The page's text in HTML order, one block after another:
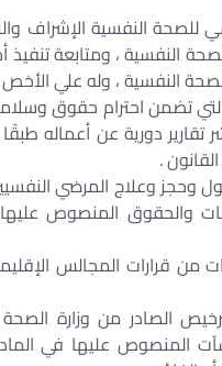
للصحة النفسية الإشراف
النفسية ، ومتابعة
النفسية ، وله علي
تضمن احترام حقوق
تقارير دورية عن أعماله
.
وحجز وعلاج المرضي
والحقوق المنصوص
من قرارات المجالس
الصادر من وزارة